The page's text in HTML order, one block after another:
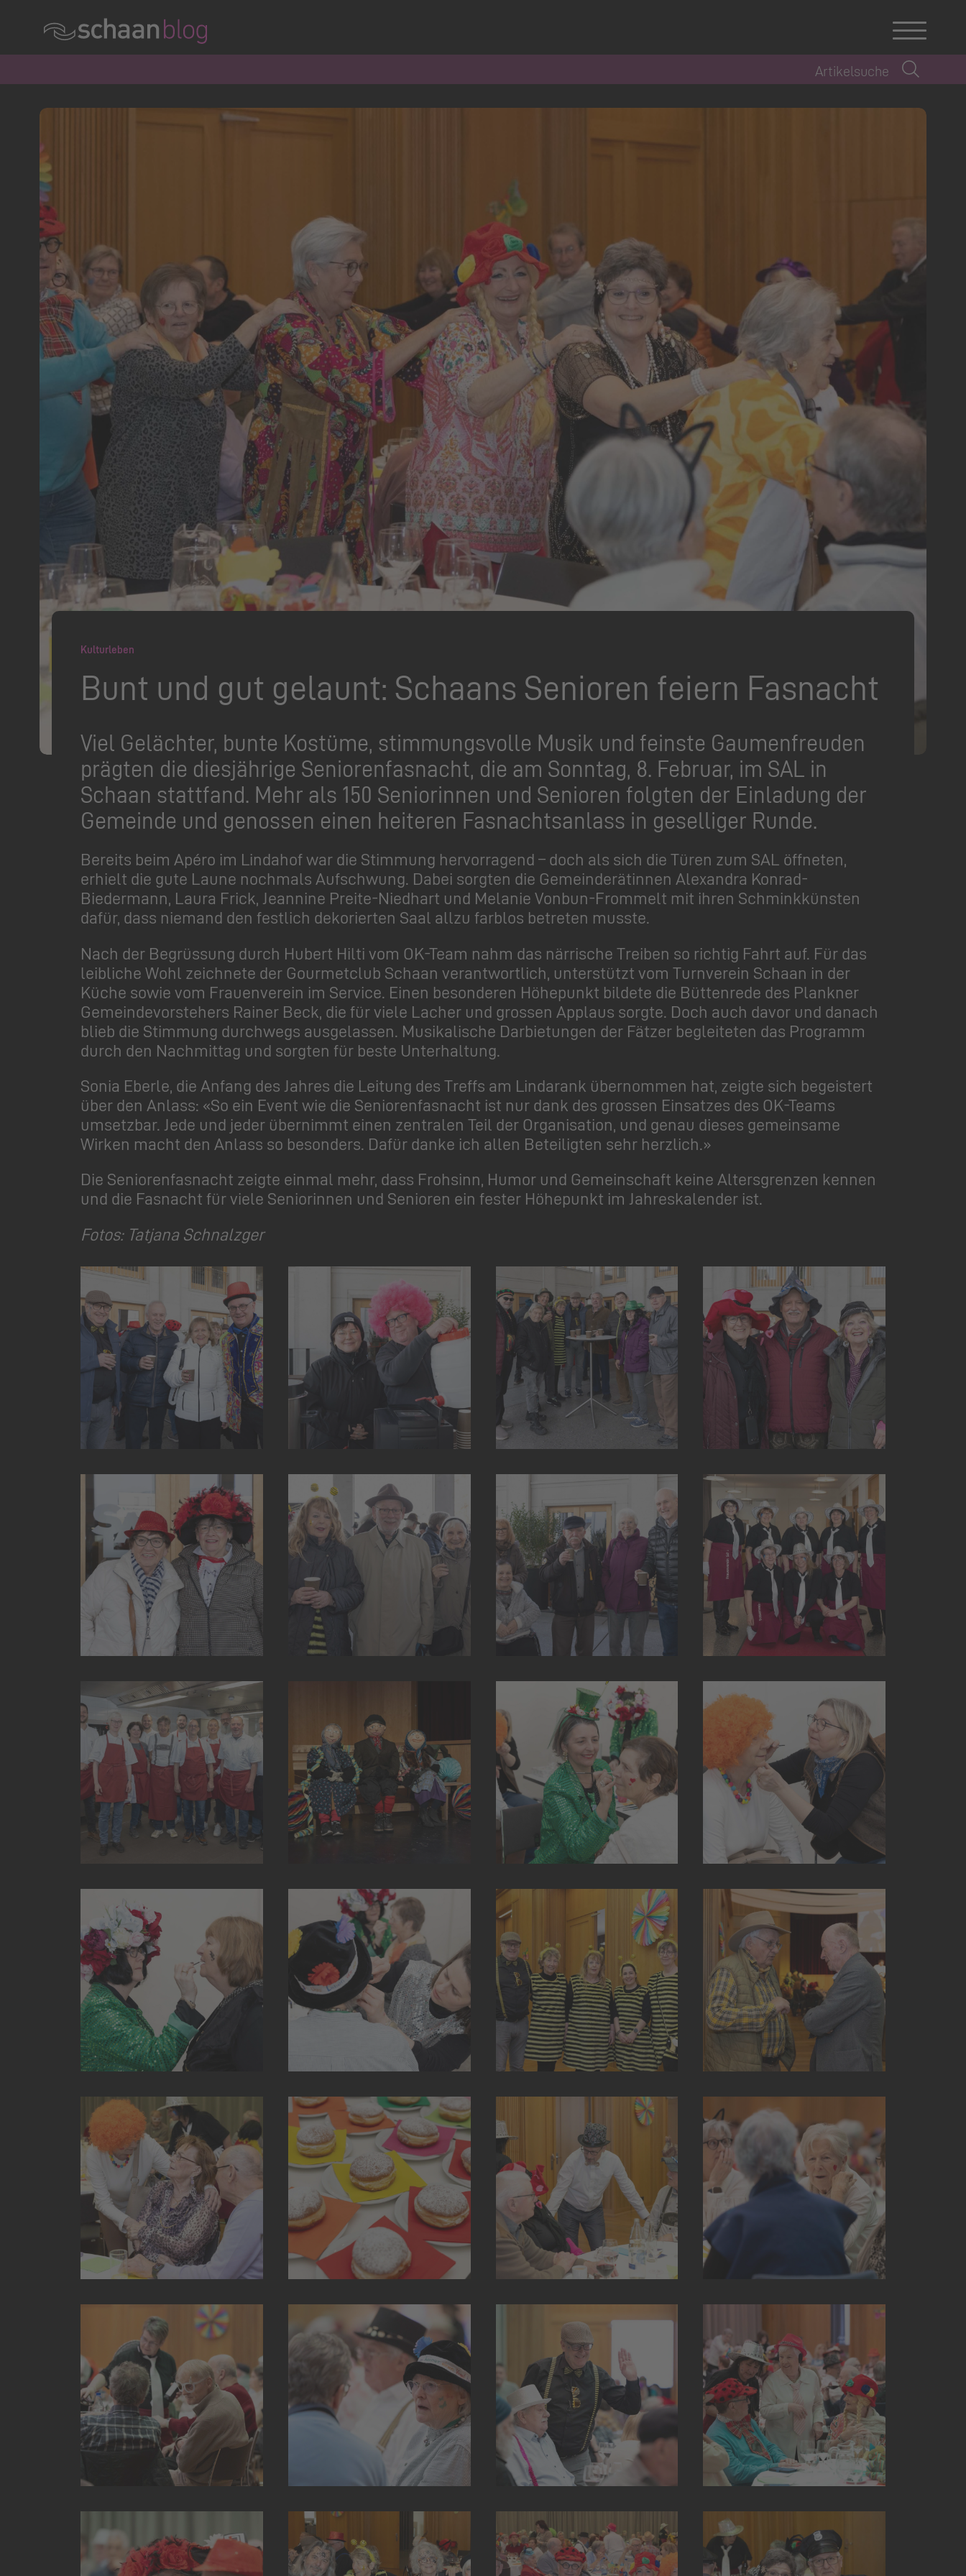
Kulturleben
Bunt und gut gelaunt: Schaans Senioren feiern Fasnacht
Viel Gelächter, bunte Kostüme, stimmungsvolle Musik und feinste Gaumenfreuden
prägten die diesjährige Seniorenfasnacht, die am Sonntag, 8. Februar, im SAL in
Schaan stattfand. Mehr als 150 Seniorinnen und Senioren folgten der Einladung der
Gemeinde und genossen einen heiteren Fasnachtsanlass in geselliger Runde.
Bereits beim Apéro im Lindahof war die Stimmung hervorragend – doch als sich die Türen zum SAL öffneten,
erhielt die gute Laune nochmals Aufschwung. Dabei sorgten die Gemeinderätinnen Alexandra Konrad-
Biedermann, Laura Frick, Jeannine Preite-Niedhart und Melanie Vonbun-Frommelt mit ihren Schminkkünsten
dafür, dass niemand den festlich dekorierten Saal allzu farblos betreten musste.
Nach der Begrüssung durch Hubert Hilti vom OK-Team nahm das närrische Treiben so richtig Fahrt auf. Für das
leibliche Wohl zeichnete der Gourmetclub Schaan verantwortlich, unterstützt vom Turnverein Schaan in der
Küche sowie vom Frauenverein im Service. Einen besonderen Höhepunkt bildete die Büttenrede des Plankner
Gemeindevorstehers Rainer Beck, die für viele Lacher und grossen Applaus sorgte. Doch auch davor und danach
blieb die Stimmung durchwegs ausgelassen. Musikalische Darbietungen der Fätzer begleiteten das Programm
durch den Nachmittag und sorgten für beste Unterhaltung.
Sonia Eberle, die Anfang des Jahres die Leitung des Treffs am Lindarank übernommen hat, zeigte sich begeistert
über den Anlass: «So ein Event wie die Seniorenfasnacht ist nur dank des grossen Einsatzes des OK-Teams
umsetzbar. Jede und jeder übernimmt einen zentralen Teil der Organisation, und genau dieses gemeinsame
Wirken macht den Anlass so besonders. Dafür danke ich allen Beteiligten sehr herzlich.»
Die Seniorenfasnacht zeigte einmal mehr, dass Frohsinn, Humor und Gemeinschaft keine Altersgrenzen kennen
und die Fasnacht für viele Seniorinnen und Senioren ein fester Höhepunkt im Jahreskalender ist.
Fotos: Tatjana Schnalzger